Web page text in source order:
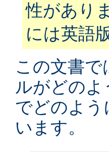
性があり
には英語
この文書
ルがどのよ
でどのよう
います。